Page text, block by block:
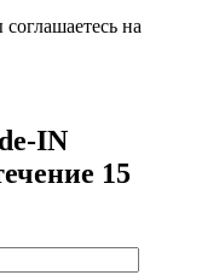
на
IN
15